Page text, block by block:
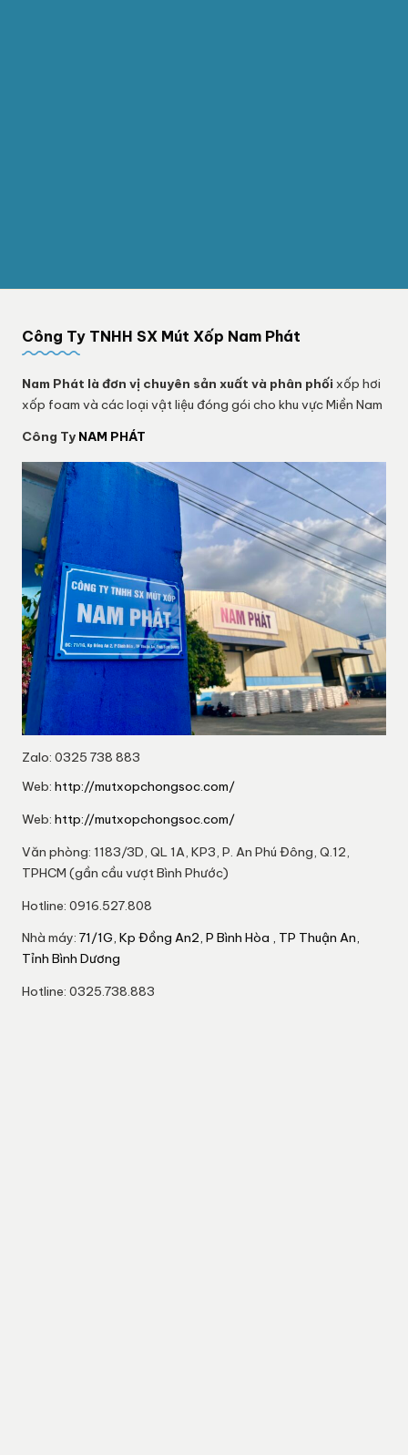
Công Ty TNHH SX Mút Xốp Nam Phát
Nam Phát là đơn vị chuyên sản xuất và phân phối xốp hơi
xốp foam và các loại vật liệu đóng gói cho khu vực Miền Nam
Công Ty NAM PHÁT
Zalo: 0325 738 883
Web: http://mutxopchongsoc.com/
Web: http://mutxopchongsoc.com/
Văn phòng: 1183/3D, QL 1A, KP3, P. An Phú Đông, Q.12,
TPHCM (gần cầu vượt Bình Phước)
Hotline: 0916.527.808
Nhà máy: 71/1G, Kp Đồng An2, P Bình Hòa , TP Thuận An,
Tỉnh Bình Dương
Hotline: 0325.738.883